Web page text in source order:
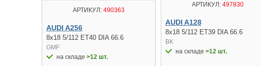
АРТИКУЛ:490363
AUDI A256
8x18 5/112 ET40 DIA 66.6
GMF
на складе >12 шт.
АРТИКУЛ:497830
AUDI A128
8x18 5/112 ET39 DIA 66.6
BK
на складе >12 шт.